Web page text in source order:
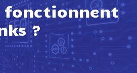
fonctionnent
?